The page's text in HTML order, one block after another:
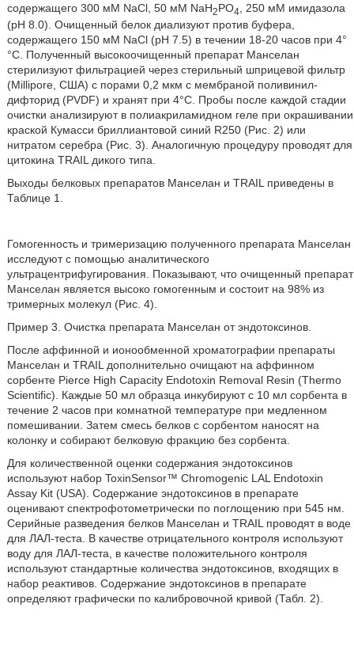
содержащего 300 мМ NaCl, 50 мМ NaH2PO4
, 250 мМ имидазола
(рН 8.0). Очищенный белок диализуют против буфера,
содержащего 150 мМ NaCl (рН 7.5) в течении 18-20 часов при 4°
°С. Полученный высокоочищенный препарат Манселан
стерилизуют фильтрацией через стерильный шприцевой фильтр
(Millipore, США) с порами 0,2 мкм с мембраной поливинил-
дифторид (PVDF) и хранят при 4°С. Пробы после каждой стадии
очистки анализируют в полиакриламидном геле при окрашивании
краской Кумасси бриллиантовой синий R250 (Рис. 2) или
нитратом серебра (Рис. 3). Аналогичную процедуру проводят для
цитокина TRAIL дикого типа.
Выходы белковых препаратов Манселан и TRAIL приведены в
Таблице 1.
Гомогенность и тримеризацию полученного препарата Манселан
исследуют с помощью аналитического
ультрацентрифугирования. Показывают, что очищенный препарат
Манселан является высоко гомогенным и состоит на 98% из
тримерных молекул (Рис. 4).
Пример 3. Очистка препарата Манселан от эндотоксинов.
После аффинной и ионообменной хроматографии препараты
Манселан и TRAIL дополнительно очищают на аффинном
сорбенте Pierce High Capacity Endotoxin Removal Resin (Thermo
Scientific). Каждые 50 мл образца инкубируют с 10 мл сорбента в
течение 2 часов при комнатной температуре при медленном
помешивании. Затем смесь белков с сорбентом наносят на
колонку и собирают белковую фракцию без сорбента.
Для количественной оценки содержания эндотоксинов
используют набор ToxinSensor™ Chromogenic LAL Endotoxin
Assay Kit (USA). Содержание эндотоксинов в препарате
оценивают спектрофотометрически по поглощению при 545 нм.
Серийные разведения белков Манселан и TRAIL проводят в воде
для ЛАЛ-теста. В качестве отрицательного контроля используют
воду для ЛАЛ-теста, в качестве положительного контроля
используют стандартные количества эндотоксинов, входящих в
набор реактивов. Содержание эндотоксинов в препарате
определяют графически по калибровочной кривой (Табл. 2).